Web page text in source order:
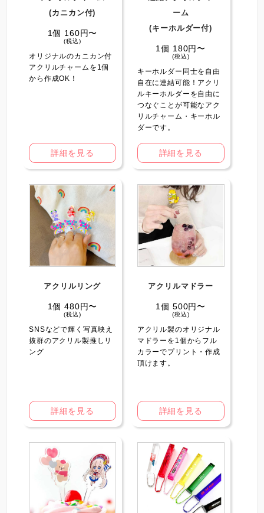
(カニカン付)
1個 160円〜
(税込)
オリジナルのカニカン付
アクリルチャームを1個
から作成OK！
詳細を見る
ーム
(キーホルダー付)
1個 180円〜
(税込)
キーホルダー同士を自由
自在に連結可能！アクリ
ルキーホルダーを自由に
つなぐことが可能なアク
リルチャーム・キーホル
ダーです。
詳細を見る
アクリルリング
1個 480円〜
(税込)
SNSなどで輝く写真映え
抜群のアクリル製推しリ
ング
詳細を見る
アクリルマドラー
1個 500円〜
(税込)
アクリル製のオリジナル
マドラーを1個からフル
カラーでプリント・作成
頂けます。
詳細を見る